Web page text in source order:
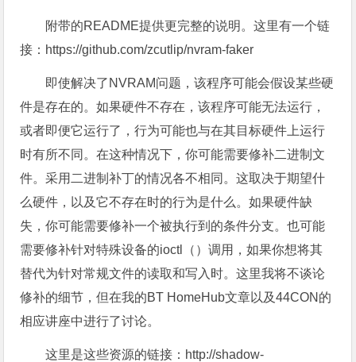
附带的README提供更完整的说明。这里有一个链
接：https://github.com/zcutlip/nvram-faker
即使解决了NVRAM问题，该程序可能会假设某些硬
件是存在的。如果硬件不存在，该程序可能无法运行，
或者即便它运行了，行为可能也与在其目标硬件上运行
时有所不同。在这种情况下，你可能需要修补二进制文
件。采用二进制补丁的情况各不相同。这取决于期望什
么硬件，以及它不存在时的行为是什么。如果硬件缺
失，你可能需要修补一个被执行到的条件分支。也可能
需要修补针对特殊设备的ioctl（）调用，如果你想将其
替代为针对常规文件的读取和写入时。这里我将不谈论
修补的细节，但在我的BT HomeHub文章以及44CON的
相应讲座中进行了讨论。
这里是这些资源的链接：http://shadow-